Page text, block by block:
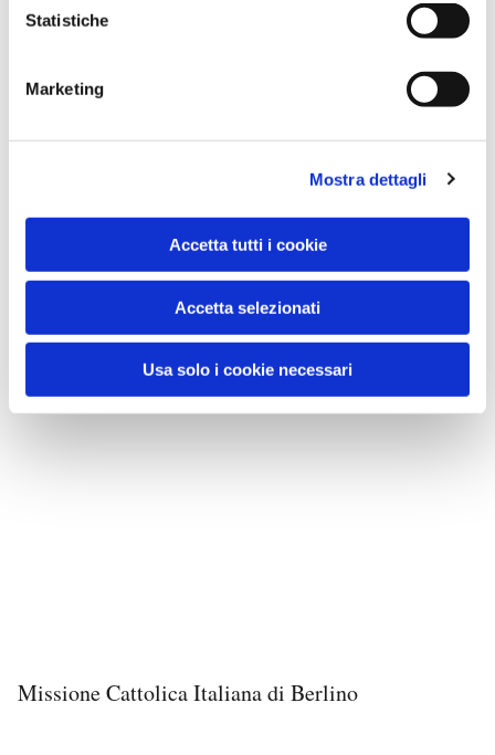
Statistiche
Marketing
Mostra dettagli
Accetta tutti i cookie
Accetta selezionati
Usa solo i cookie necessari
Missione Cattolica Italiana di Berlino